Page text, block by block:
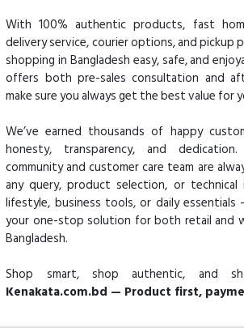
With 100% authentic products, fast
delivery service, courier options, and pickup
shopping in Bangladesh easy, safe, and
offers both pre-sales consultation and
make sure you always get the best value for
We’ve earned thousands of happy
honesty, transparency, and
community and customer care team are
any query, product selection, or technical
lifestyle, business tools, or daily essentials
your one-stop solution for both retail and
Bangladesh.
Shop smart, shop authentic, and
Kenakata.com.bd — Product first,